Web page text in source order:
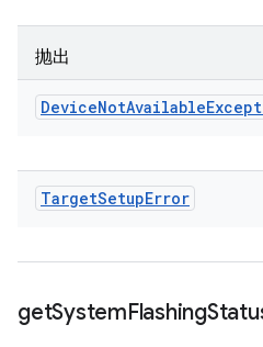
抛出
DeviceNotAvailable
TargetSetupError
getSystemFlashing